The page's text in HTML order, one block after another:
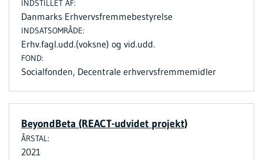
Danmarks Erhvervsfremmebestyrelse
Erhv.fagl.udd.(voksne) og vid.udd.
Socialfonden, Decentrale erhvervsfremmemidler
BeyondBeta (REACT-udvidet projekt)
2021